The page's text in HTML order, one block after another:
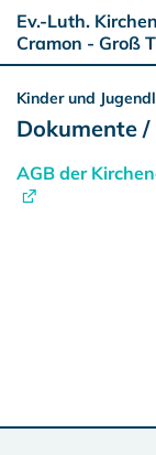
Ev.-Luth.
Cramon - Groß
Kinder und
Dokumente
AGB der